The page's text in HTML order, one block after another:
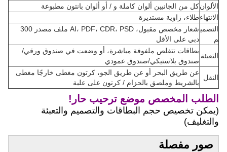
الألوانكل من الجانبين ألوان كاملة و / أو ألوان بانتون مطبوعة
الانتهاءطلاء، زاوية مستديرة
التصمي
م
شعار مخصص مقبول، AI، PDF، CDR، PSD ملف مصدر 300
دبي على الأقل
التعبئة
بطاقات تتقلص ملفوفة مباشرة، أو وضعت في صندوق ورقي/
صندوق بلاستيكي/صندوق عمودي
النقل
عن طريق البحر أو عن طريق الجو، كرتون مغطى خارجًا مغطى
بالشريط وملصق بالحزام / كرتون على علبة
الطلب المخصص موضع ترحيب حار!
(يمكن تخصيص حجم البطاقات والتصميم والتعبئة
والتغليف)
صور مفصلة